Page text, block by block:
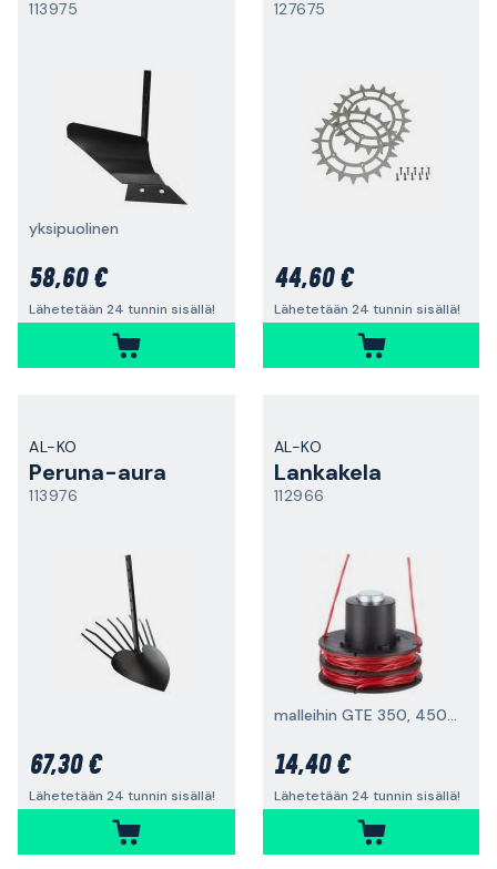
113975
yksipuolinen
58,60 €
Lähetetään 24 tunnin sisällä!
127675
44,60 €
Lähetetään 24 tunnin sisällä!
AL-KO
Peruna-aura
113976
67,30 €
Lähetetään 24 tunnin sisällä!
AL-KO
Lankakela
112966
malleihin GTE 350, 450 ja 550
14,40 €
Lähetetään 24 tunnin sisällä!